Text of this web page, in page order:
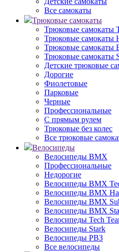
Все самокаты
Трюковые самокаты
Трюковые самокаты
Трюковые самокаты
Трюковые самокаты
Трюковые самокаты
Детские трюковые
Дорогие
Фиолетовые
Парковые
Черные
Профессиональные
С прямым рулем
Трюковые без колес
Все трюковые
Велосипеды
Велосипеды BMX
Профессиональные
Недорогие
Велосипеды BMX
Велосипеды BMX
Велосипеды BMX
Велосипеды BMX
Велосипеды Tech
Велосипеды Stark
Велосипеды РВЗ
Все велосипеды